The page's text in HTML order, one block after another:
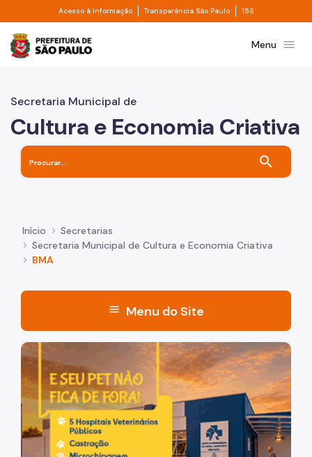
Pular para o Conteúdo principal
Acesso à informação Divisor de acesso à informação
Transparência São Paulo Divisor de
156
Prefeitura de São PauloMenu menu
Secretaria Municipal de
Cultura e Economia Criativa
search
Início
Secretarias
Secretaria Municipal de Cultura e Economia Criativa
BMA
menu Menu do Site
História
A Biblioteca
O edifício
O patrono
Imagem de um cachorro caramelo e uma gata rajada,